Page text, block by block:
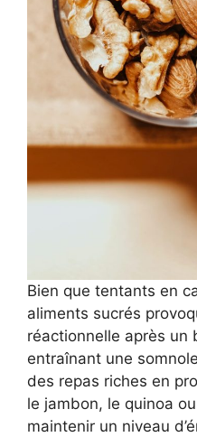
Bien que tentants en
aliments sucrés
réactionnelle après un
entraînant une
des repas riches en
le jambon, le quinoa
maintenir un niveau